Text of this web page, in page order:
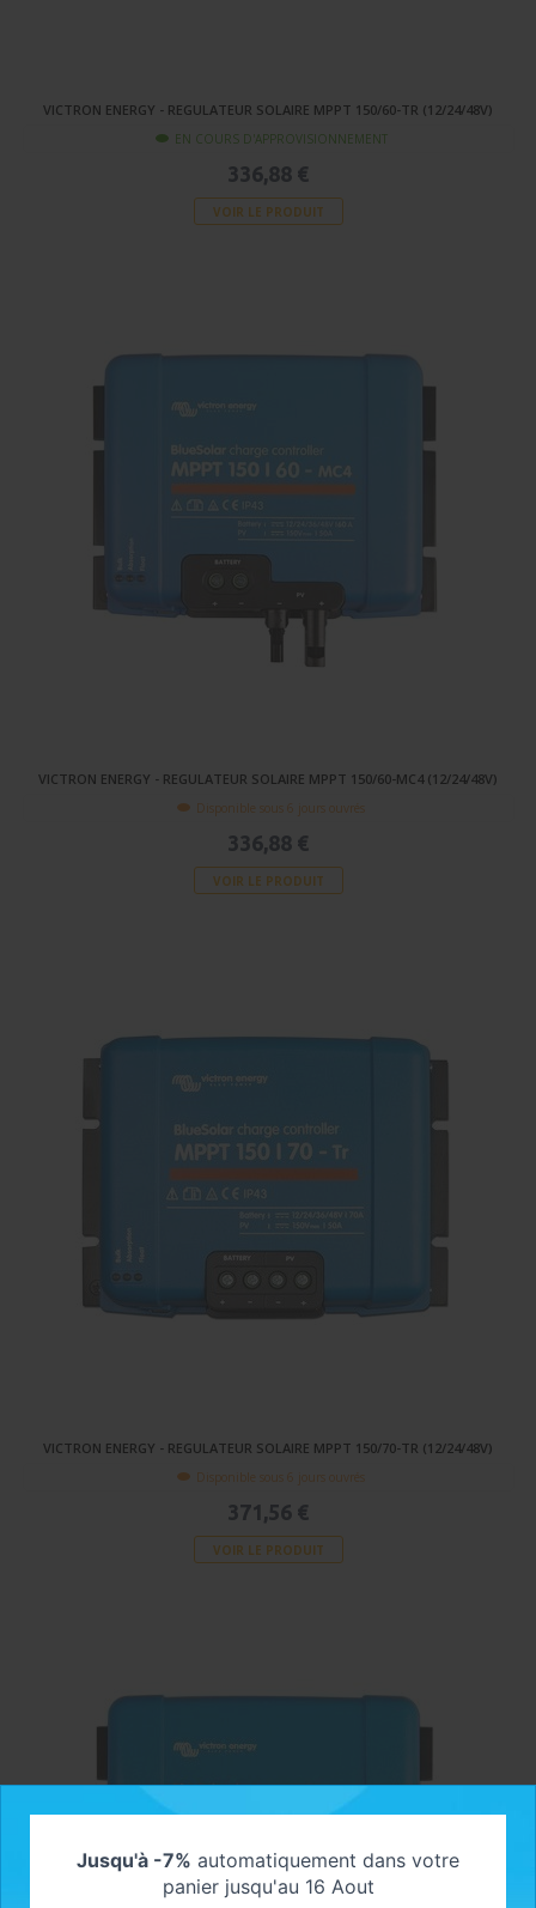
VICTRON ENERGY - REGULATEUR SOLAIRE MPPT 150/60-TR (12/24/48V)
EN COURS D'APPROVISIONNEMENT
336,88 €
VOIR LE PRODUIT
VICTRON ENERGY - REGULATEUR SOLAIRE MPPT 150/60-MC4 (12/24/48V)
Disponible sous 6 jours ouvrés
336,88 €
VOIR LE PRODUIT
VICTRON ENERGY - REGULATEUR SOLAIRE MPPT 150/70-TR (12/24/48V)
Disponible sous 6 jours ouvrés
371,56 €
VOIR LE PRODUIT
Jusqu'à -7% automatiquement dans votre
panier jusqu'au 16 Aout